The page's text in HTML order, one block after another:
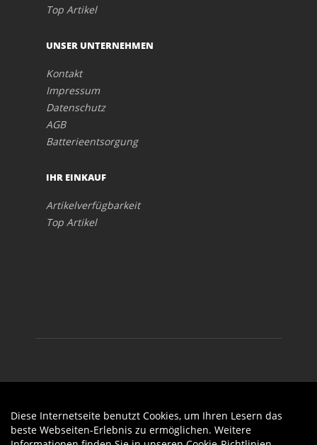
Top Artikel
UNSER UNTERNEHMEN
Kontakt
Impressum
Datenschutz
AGB
Batterieentsorgung
IHR EINKAUF
Artikelverfügbarkeit
Top Artikel
Diese Internetseite benutzt Cookies, um Ihren Lesern das
beste Webseiten-Erlebnis zu ermöglichen. Weitere
Auftrag widerrufen